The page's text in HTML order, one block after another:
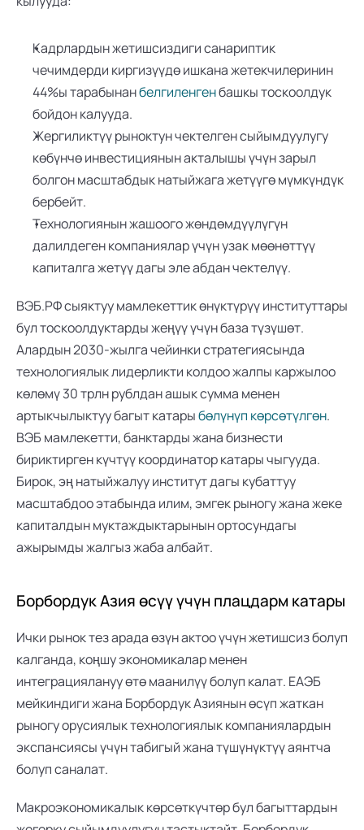
Кадрлардын жетишсиздиги санариптик
чечимдерди киргизүүдө ишкана жетекчилеринин
44%ы тарабынан белгиленген башкы тоскоолдук
бойдон калууда.
Жергиликтүү рыноктун чектелген сыйымдуулугу
көбүнчө инвестициянын акталышы үчүн зарыл
болгон масштабдык натыйжага жетүүгө мүмкүндүк
бербейт.
Технологиянын жашоого жөндөмдүүлүгүн
далилдеген компаниялар үчүн узак мөөнөттүү
капиталга жетүү дагы эле абдан чектелүү.
ВЭБ.РФ сыяктуу мамлекеттик өнүктүрүү институттары
бул тоскоолдуктарды жеңүү үчүн база түзүшөт.
Алардын 2030-жылга чейинки стратегиясында
технологиялык лидерликти колдоо жалпы каржылоо
көлөмү 30 трлн рублдан ашык сумма менен
артыкчылыктуу багыт катары бөлүнүп көрсөтүлгөн.
ВЭБ мамлекетти, банктарды жана бизнести
бириктирген күчтүү координатор катары чыгууда.
Бирок, эң натыйжалуу институт дагы кубаттуу
масштабдоо этабында илим, эмгек рыногу жана жеке
капиталдын муктаждыктарынын ортосундагы
ажырымды жалгыз жаба албайт.
Борбордук Азия өсүү үчүн плацдарм катары
Ички рынок тез арада өзүн актоо үчүн жетишсиз болуп
калганда, коңшу экономикалар менен
интеграциялануу өтө маанилүү болуп калат. ЕАЭБ
мейкиндиги жана Борбордук Азиянын өсүп жаткан
рыногу орусиялык технологиялык компаниялардын
экспансиясы үчүн табигый жана түшүнүктүү аянтча
болуп саналат.
Макроэкономикалык көрсөткүчтөр бул багыттардын